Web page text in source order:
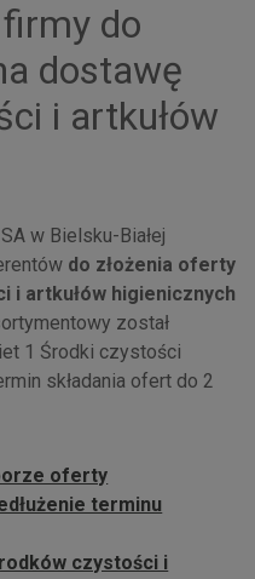
do
dostawę
i artkułów
w Bielsku-Białej
do złożenia oferty
i artkułów higienicznych
został
1 Środki czystości
składania ofert do 2
oferty
terminu
czystości i